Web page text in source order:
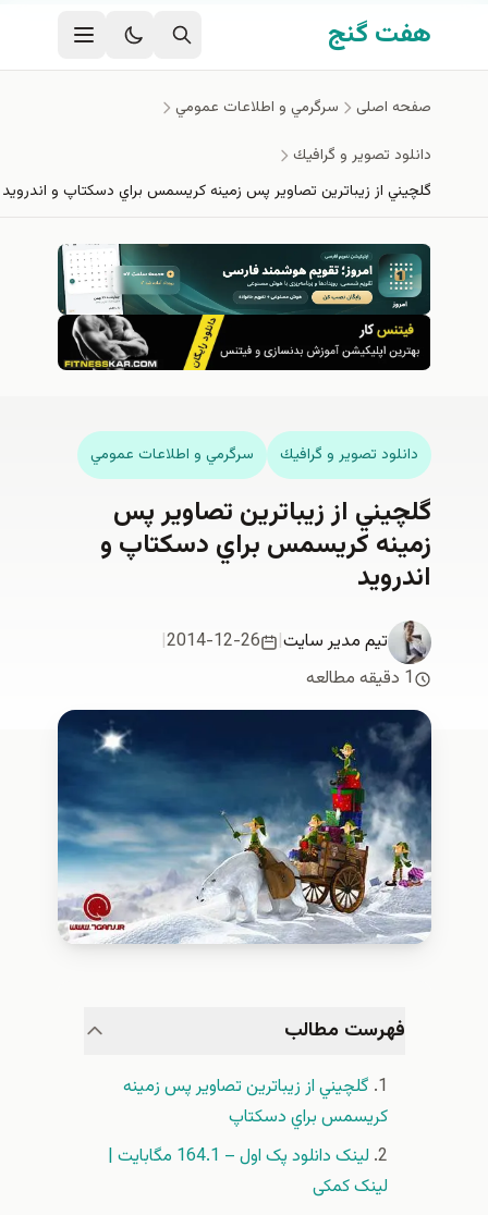
رفتن به محتوای اصلی
هفت گنج
صفحه اصلی
سرگرمي و اطلاعات عمومي
دانلود تصوير و گرافيك
گلچيني از زيباترين تصاوير پس زمينه كريسمس براي دسكتاپ و اندرويد
دانلود تصوير و گرافيك سرگرمي و اطلاعات عمومي
گلچيني از زيباترين تصاوير پس
زمينه كريسمس براي دسكتاپ و
اندرويد
تیم مدیر سایت|
2014-12-26
|
1 دقیقه مطالعه
فهرست مطالب
گلچيني از زيباترين تصاوير پس زمينه
كريسمس براي دسكتاپ
لینک دانلود پک اول – 164.1 مگابایت |
لینک کمکی